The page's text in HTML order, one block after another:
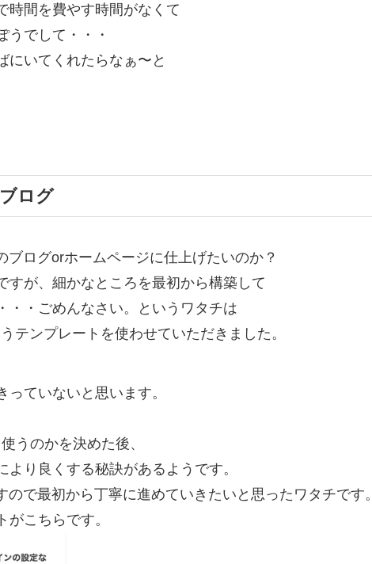
時間を費やす時間がなくて
うでして・・・
にいてくれたらなぁ〜と
ログ
ログorホームページに仕上げたいのか？
すが、細かなところを最初から構築して
・・ごめんなさい。というワタチは
テンプレートを使わせていただきました。
ていないと思います。
うのかを決めた後、
り良くする秘訣があるようです。
で最初から丁寧に進めていきたいと思ったワタチです。
こちらです。